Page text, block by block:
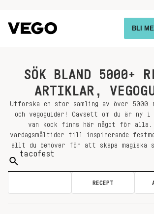
BLI
SÖK BLAND 5000+
ARTIKLAR,
Utforska en stor samling av över
och vegoguider! Oavsett om du är ny
van kock finns här något för alla.
vardagsmåltider till inspirerande
allt du behöver för att skapa magiska
Sök
på:
RECEPT